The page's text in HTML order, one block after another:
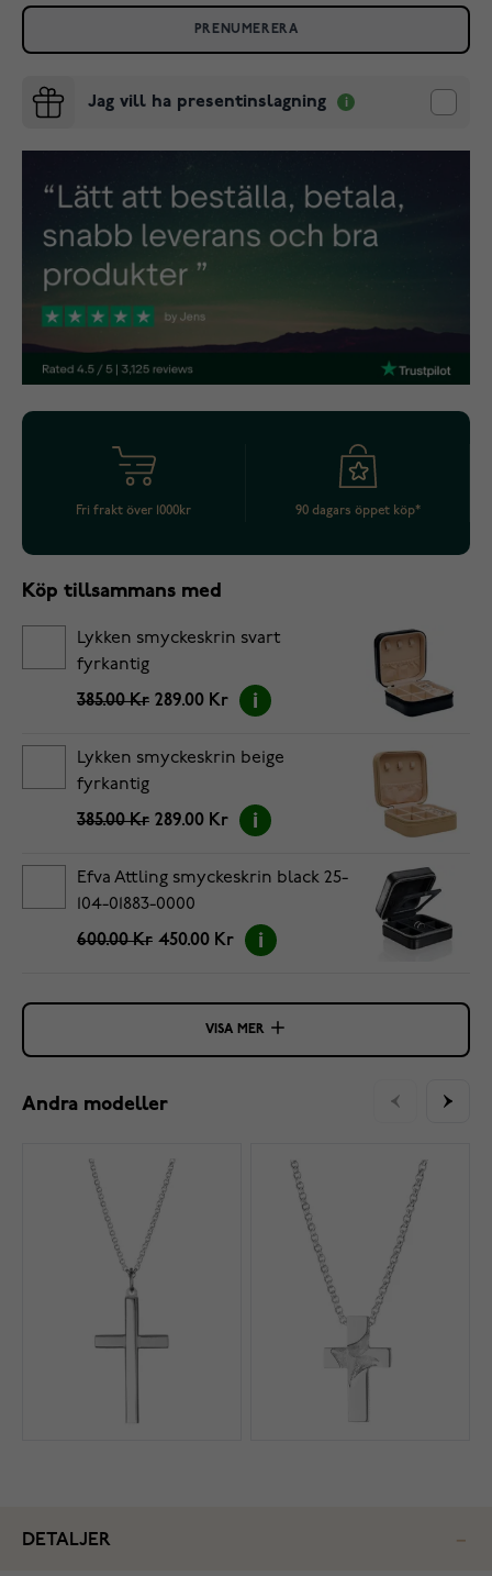
PRENUMERERA
Jag vill ha presentinslagning
Fri frakt över 1000kr 90 dagars öppet köp*
Köp tillsammans med
Lykken smyckeskrin svart
fyrkantig
385.00 Kr 289.00 Kr
Lykken smyckeskrin beige
fyrkantig
385.00 Kr 289.00 Kr
Efva Attling smyckeskrin black 25-
104-01883-0000
600.00 Kr 450.00 Kr
VISA MER
Andra modeller
DETALJER